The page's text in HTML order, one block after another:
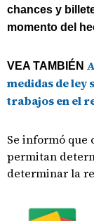
chances y
momento del
VEA TAMBIÉN
medidas de ley
trabajos en el
Se informó que
permitan
determinar la